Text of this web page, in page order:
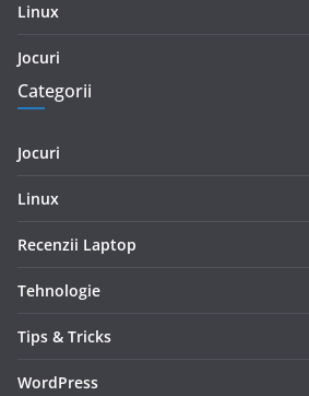
Linux
Jocuri
Categorii
Jocuri
Linux
Recenzii Laptop
Tehnologie
Tips & Tricks
WordPress